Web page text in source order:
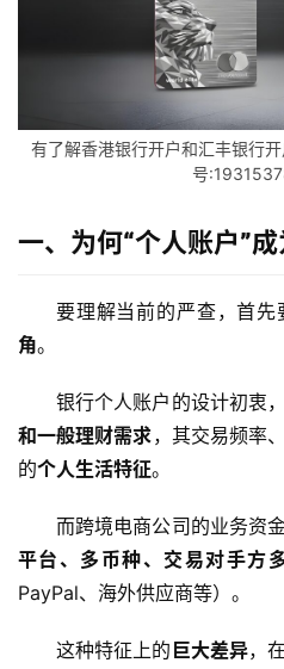
有了解香港银行开户和汇丰银行
号
一、为何“个人账户”成
要理解当前的严查，首先
角。
银行个人账户的设计初衷
和一般理财需求，其交易频率
的个人生活特征。
而跨境电商公司的业务资
平台、多币种、交易对手方
PayPal、海外供应商等）。
这种特征上的 巨大差异，